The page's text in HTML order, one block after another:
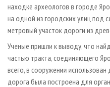
ДЕРЕВЯННОЕ
ПРОИЗВОДСТВО МЕБЕЛИ
БИОЭНЕРГЕТИКА
ЦБП
ИНСТРУМЕНТ И
ОФИЦИАЛЬНЫЕ ДЕЛЕГАЦИИ
ПРИОРИТЕТНЫЕ
RUSSIAN FORESTRY REVIEW
ГАЗЕТА ЛЕСПРОМФОРУМ
БИБЛИОТЕКА
находке археологов в городе
на одной из городских улиц под
метровый участок дороги из
Ученые пришли к выводу, что
частью тракта, соединяющего
всего, в сооружении
дорога была построена для